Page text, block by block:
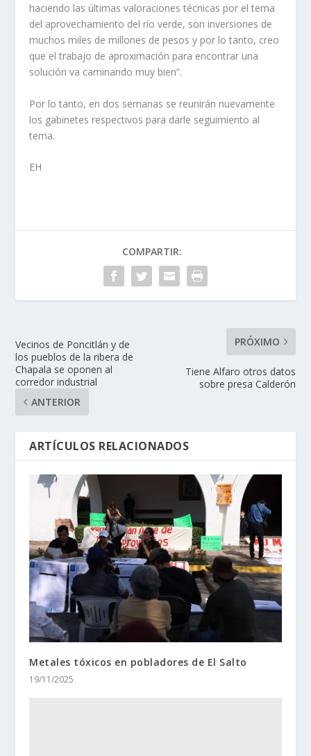
haciendo las últimas valoraciones técnicas por el tema
del aprovechamiento del río verde, son inversiones de
muchos miles de millones de pesos y por lo tanto, creo
que el trabajo de aproximación para encontrar una
solución va caminando muy bien”.
Por lo tanto, en dos semanas se reunirán nuevamente
los gabinetes respectivos para darle seguimiento al
tema.
EH
COMPARTIR:
Vecinos de Poncitlán y de
los pueblos de la ribera de
Chapala se oponen al
corredor industrial
ANTERIOR
PRÓXIMO
Tiene Alfaro otros datos
sobre presa Calderón
ARTÍCULOS RELACIONADOS
Metales tóxicos en pobladores de El Salto
19/11/2025